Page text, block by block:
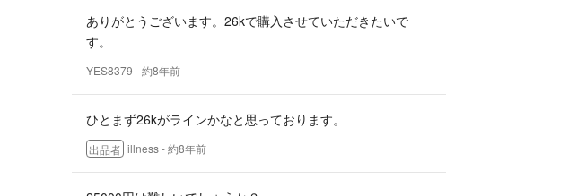
ありがとうございます。26kで購入させていただきたいで
す。
YES8379 - 約8年前
ひとまず26kがラインかなと思っております。
出品者 illness- 約8年前